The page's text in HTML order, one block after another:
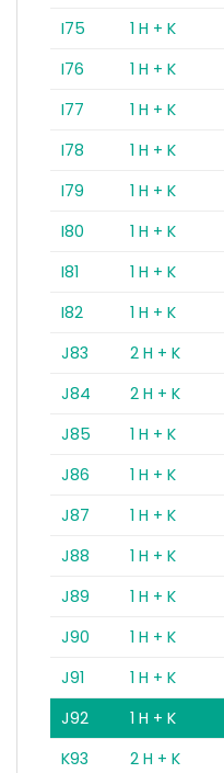
I75
1 H + K
I76
1 H + K
I77
1 H + K
I78
1 H + K
I79
1 H + K
I80
1 H + K
I81
1 H + K
I82
1 H + K
J83
2 H + K
J84
2 H + K
J85
1 H + K
J86
1 H + K
J87
1 H + K
J88
1 H + K
J89
1 H + K
J90
1 H + K
J91
1 H + K
J92
1 H + K
K93
2 H + K